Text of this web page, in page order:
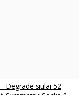
Degrade siūlai 52